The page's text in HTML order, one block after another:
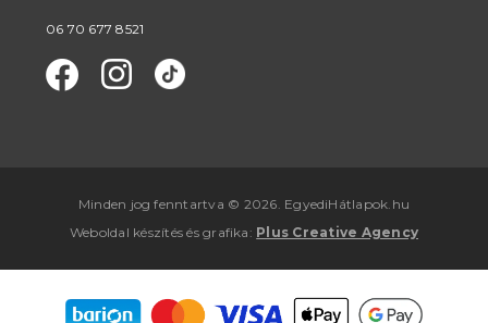
06 70 677 8521
Minden jog fenntartva © 2026. EgyediHátlapok.hu
Weboldal készítés ésgrafika : Plus Creative Agency